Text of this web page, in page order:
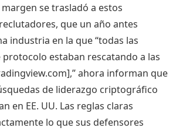
se trasladó a estos
que un año antes
industria en la que “todas las
estaban rescatando a las
ahora informan que
de liderazgo criptográfico
en EE. UU. Las reglas claras
lo que sus defensores